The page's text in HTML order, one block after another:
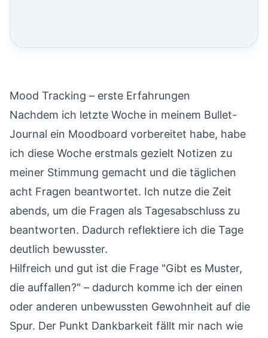
Mood Tracking – erste Erfahrungen
Nachdem ich letzte Woche in meinem Bullet-
Journal ein Moodboard vorbereitet habe, habe
ich diese Woche erstmals gezielt Notizen zu
meiner Stimmung gemacht und die täglichen
acht Fragen beantwortet. Ich nutze die Zeit
abends, um die Fragen als Tagesabschluss zu
beantworten. Dadurch reflektiere ich die Tage
deutlich bewusster.
Hilfreich und gut ist die Frage "Gibt es Muster,
die auffallen?" – dadurch komme ich der einen
oder anderen unbewussten Gewohnheit auf die
Spur. Der Punkt Dankbarkeit fällt mir nach wie